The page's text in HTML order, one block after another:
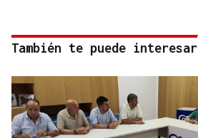
También te puede interesar